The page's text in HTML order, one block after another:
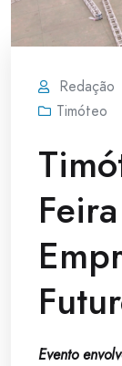
Redação
Timóteo
Feira
Evento